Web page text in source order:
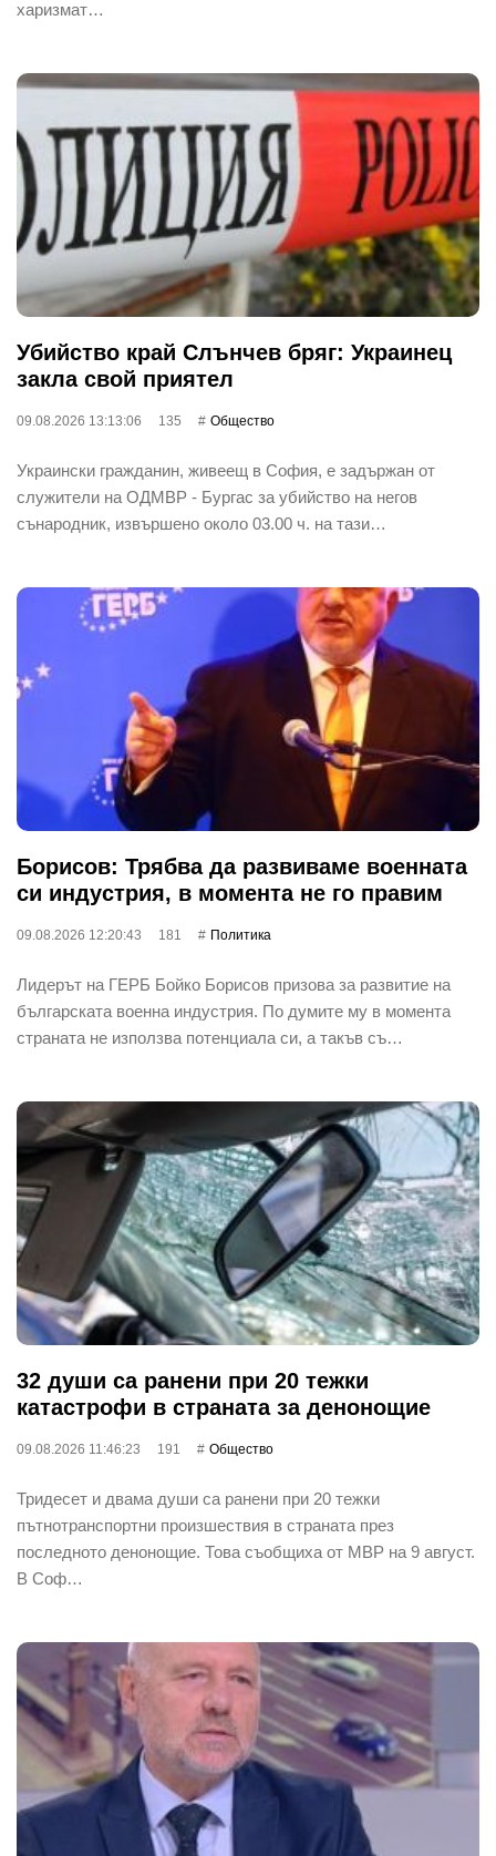
харизмат…
Убийство край Слънчев бряг: Украинец
закла свой приятел
09.08.2026 13:13:06 135 Общество
Украински гражданин, живеещ в София, е задържан от
служители на ОДМВР - Бургас за убийство на негов
сънародник, извършено около 03.00 ч. на тази…
Борисов: Трябва да развиваме военната
си индустрия, в момента не го правим
09.08.2026 12:20:43 181 Политика
Лидерът на ГЕРБ Бойко Борисов призова за развитие на
българската военна индустрия. По думите му в момента
страната не използва потенциала си, а такъв съ…
32 души са ранени при 20 тежки
катастрофи в страната за денонощие
09.08.2026 11:46:23 191 Общество
Тридесет и двама души са ранени при 20 тежки
пътнотранспортни произшествия в страната през
последното денонощие. Това съобщиха от МВР на 9 август.
В Соф…